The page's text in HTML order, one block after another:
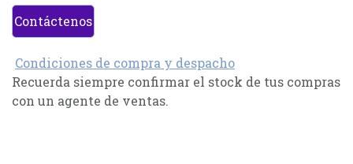
Contáctenos
Condiciones de compra y despacho
Recuerda siempre confirmar el stock de tus compras
con un agente de ventas.